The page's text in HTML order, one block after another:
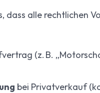
alle rechtlichen
(z. B.
bei Privatverkauf